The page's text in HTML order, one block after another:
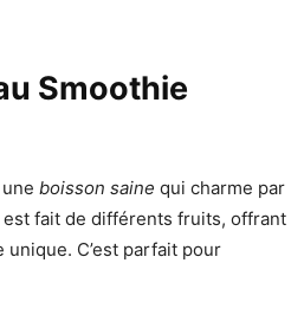
Smoothie
boisson saine qui charme par
fait de différents fruits, offrant
C’est parfait pour